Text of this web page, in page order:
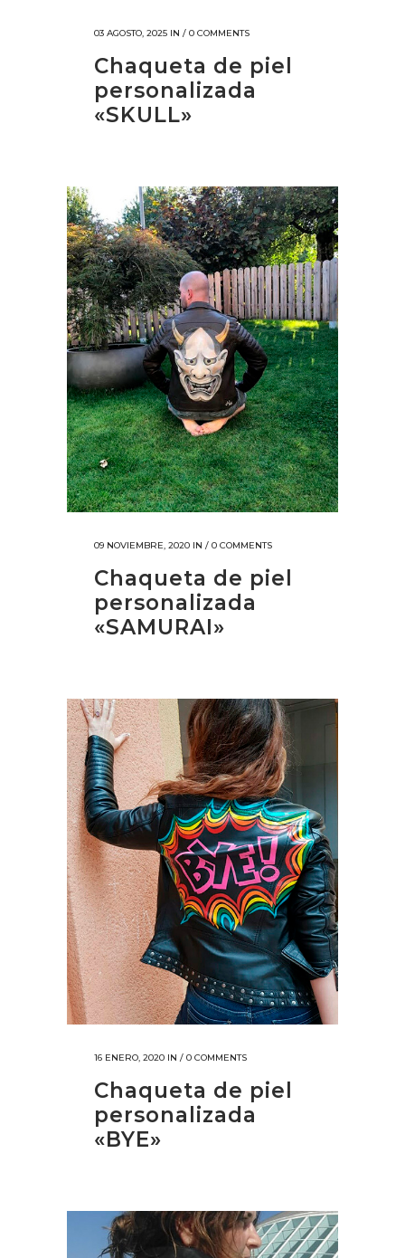
03 AGOSTO, 2025 IN / 0 COMMENTS
Chaqueta de piel
personalizada
«SKULL»
09 NOVIEMBRE, 2020 IN / 0 COMMENTS
Chaqueta de piel
personalizada
«SAMURAI»
16 ENERO, 2020 IN / 0 COMMENTS
Chaqueta de piel
personalizada
«BYE»